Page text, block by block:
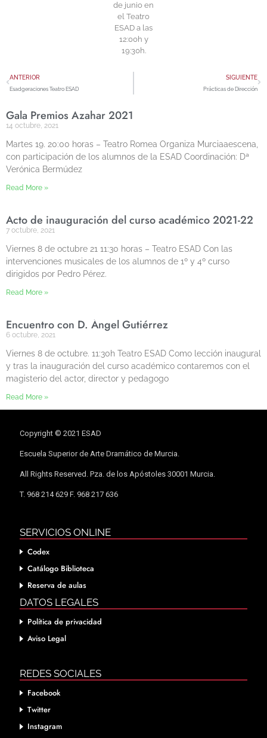
de junio en
el Teatro
ESAD a las
12:00h y
19:30h.
ANTERIOR
Esadgeraciones Teatro ESAD
SIGUIENTE
Prácticas de Dirección
Gala Premios Azahar 2021
14 octubre, 2021
Martes 19. 20:00 horas – Teatro Romea Organiza Murciaaescena,
con participación de los alumnos de la ESAD Coordinación: Dª
Verónica Bermúdez
Read More »
Acto de inauguración del curso académico 2021-22
7 octubre, 2021
Viernes 8 de octubre 21 11:30 horas – Teatro ESAD Con las
intervenciones musicales de los alumnos de 1º y 4º curso
dirigidos por Pedro Pérez.
Read More »
Encuentro con D. Ángel Gutiérrez
6 octubre, 2021
Viernes 8 de octubre. 11:30h Teatro ESAD Como lección inaugural
y tras la inauguración del curso académico contaremos con el
magisterio del actor, director y pedagogo
Read More »
Copyright © 2021 ESAD
Escuela Superior de Arte Dramático de Murcia.
All Rights Reserved. Pza. de los Apóstoles 30001 Murcia.
T. 968 214 629 F. 968 217 636
SERVICIOS ONLINE
Codex
Catálogo Biblioteca
Reserva de aulas
DATOS LEGALES
Política de privacidad
Aviso Legal
REDES SOCIALES
Facebook
Twitter
Instagram